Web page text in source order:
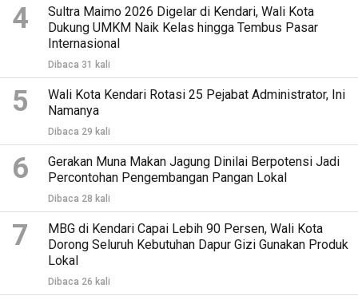
4
Sultra Maimo 2026 Digelar di Kendari, Wali Kota
Dukung UMKM Naik Kelas hingga Tembus Pasar
Internasional
Dibaca 31 kali
5
Wali Kota Kendari Rotasi 25 Pejabat Administrator, Ini
Namanya
Dibaca 29 kali
6
Gerakan Muna Makan Jagung Dinilai Berpotensi Jadi
Percontohan Pengembangan Pangan Lokal
Dibaca 28 kali
7
MBG di Kendari Capai Lebih 90 Persen, Wali Kota
Dorong Seluruh Kebutuhan Dapur Gizi Gunakan Produk
Lokal
Dibaca 26 kali